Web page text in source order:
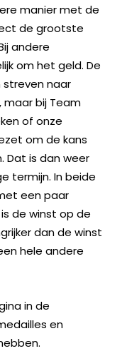
manier met de
de grootste
andere
om het geld. De
naar
maar bij Team
of onze
om de kans
Dat is dan weer
termijn. In beide
een paar
de winst op de
dan de winst
hele andere
in de
en